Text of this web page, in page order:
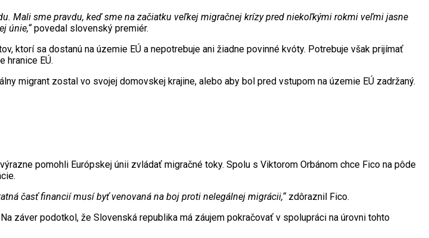
Mali sme pravdu, keď sme na začiatku veľkej migračnej krízy pred niekoľkými rokmi veľmi jasne
únie,“povedal slovenský premiér.
ktorí sa dostanú na územie EÚ a nepotrebuje ani žiadne povinné kvóty. Potrebuje však prijímať
hranice EÚ.
migrant zostal vo svojej domovskej krajine, alebo aby bol pred vstupom na územie EÚ zadržaný.
pomohli Európskej únii zvládať migračné toky. Spolu s Viktorom Orbánom chce Fico na pôde
časť financií musí byť venovaná na boj proti nelegálnej migrácii,“ zdôraznil Fico.
záver podotkol, že Slovenská republika má záujem pokračovať v spolupráci na úrovni tohto